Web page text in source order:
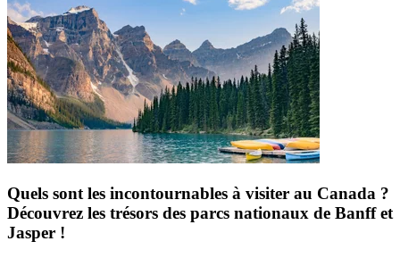
Quels sont les incontournables à visiter au Canada ?
Découvrez les trésors des parcs nationaux de Banff et
Jasper !